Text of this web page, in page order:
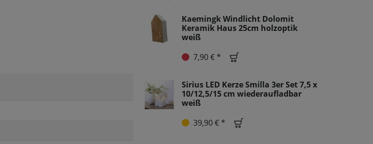
Kaemingk Windlicht Dolomit
Keramik Haus 25cm holzoptik
weiß
7,90 € *
Sirius LED Kerze Smilla 3er Set 7,5 x
10/12,5/15 cm wiederaufladbar
weiß
39,90 € *